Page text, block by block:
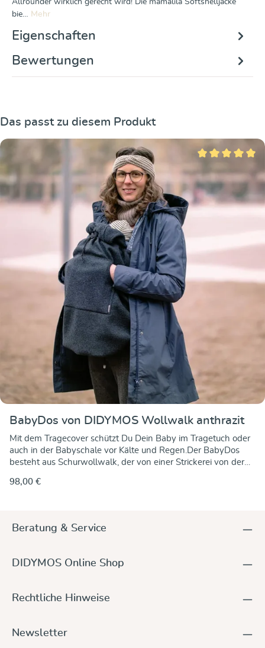
Allrounder wirklich gerecht wird! Die mamalila Softshelljacke
bie… Mehr
Eigenschaften
Bewertungen
Produktgalerie überspringen
Das passt zu diesem Produkt
BabyDos von DIDYMOS Wollwalk anthrazit
Mit dem Tragecover schützt Du Dein Baby im Tragetuch oder
auch in der Babyschale vor Kälte und Regen.Der BabyDos
besteht aus Schurwollwalk, der von einer Strickerei von der
wasserabweisend und das Cover hält so schön trocken und
Knopflochbändern. Die Länge kann variabel eingestellt
werden. So bildet sie für die Kleinsten eine weiche
Nackenstütze. Mit einem Tunnelzug an der Kapuze können
funktioniert mit allen Trageweisen, vorn, seitlich, auf dem
Wetterschutz über viele Babyschalen, Kinderwägen oder
98,00 €
Beratung & Service
DIDYMOS Online Shop
Rechtliche Hinweise
Newsletter